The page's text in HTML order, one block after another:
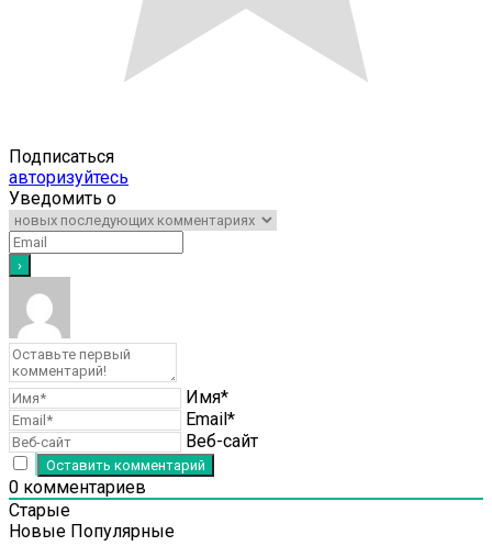
Подписаться
авторизуйтесь
Уведомить о
Имя*
Email*
Веб-сайт
0 комментариев
Старые
Новые Популярные